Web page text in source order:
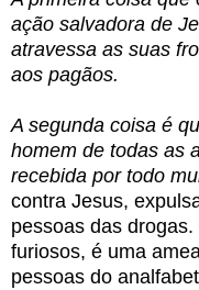
ação salvadora de
atravessa as suas
aos pagãos.
A segunda coisa é
homem de todas as
recebida por todo
contra Jesus,
pessoas das
furiosos, é uma
pessoas do